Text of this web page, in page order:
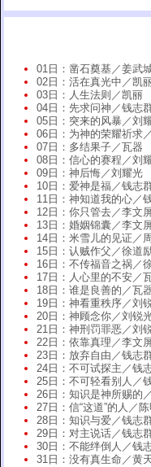
01日：凿石奠基／姜武
02日：活在真光中／凯
03日：人生法则／凯丽
04日：先求问神／钱志
05日：突来的风暴／刘
06日：为神的荣耀祈求
07日：多结果子／瓦器
08日：信心的赛程／刘
09日：神后悔／刘耀光
10日：爱神是福／钱志
11日：神知道我的心／
12日：你只管去／李文
13日：婚姻锦囊／李文
14日：米雪儿的见证／
15日：认贼作父／徐道
16日：不传福音之祸／
17日：人心里的不安／
18日：谁是良善的／瓦
19日：神看重秩序／刘
20日：神顾念你／刘锐
21日：神刑罚罪恶／刘
22日：依靠真理／李文
23日：放弃自由／钱志
24日：不可试探主／钱
25日：不可轻看别人／
26日：知识是神所赐的
27日：信“这道”的人／
28日：知识与爱／钱志
29日：对主说话／钱志
30日：不能绊倒人／钱
31日：没有真生命／黄